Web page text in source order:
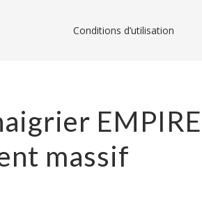
Conditions d’utilisation
EMPIRE
massif